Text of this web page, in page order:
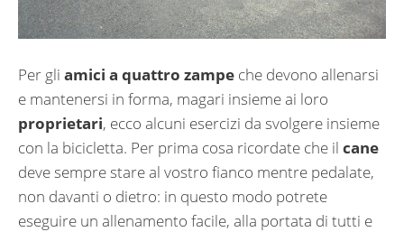
Per gli amici a quattro zampe che devono allenarsi
e mantenersi in forma, magari insieme ai loro
proprietari, ecco alcuni esercizi da svolgere insieme
con la bicicletta. Per prima cosa ricordate che il cane
deve sempre stare al vostro fianco mentre pedalate,
non davanti o dietro: in questo modo potrete
eseguire un allenamento facile, alla portata di tutti e